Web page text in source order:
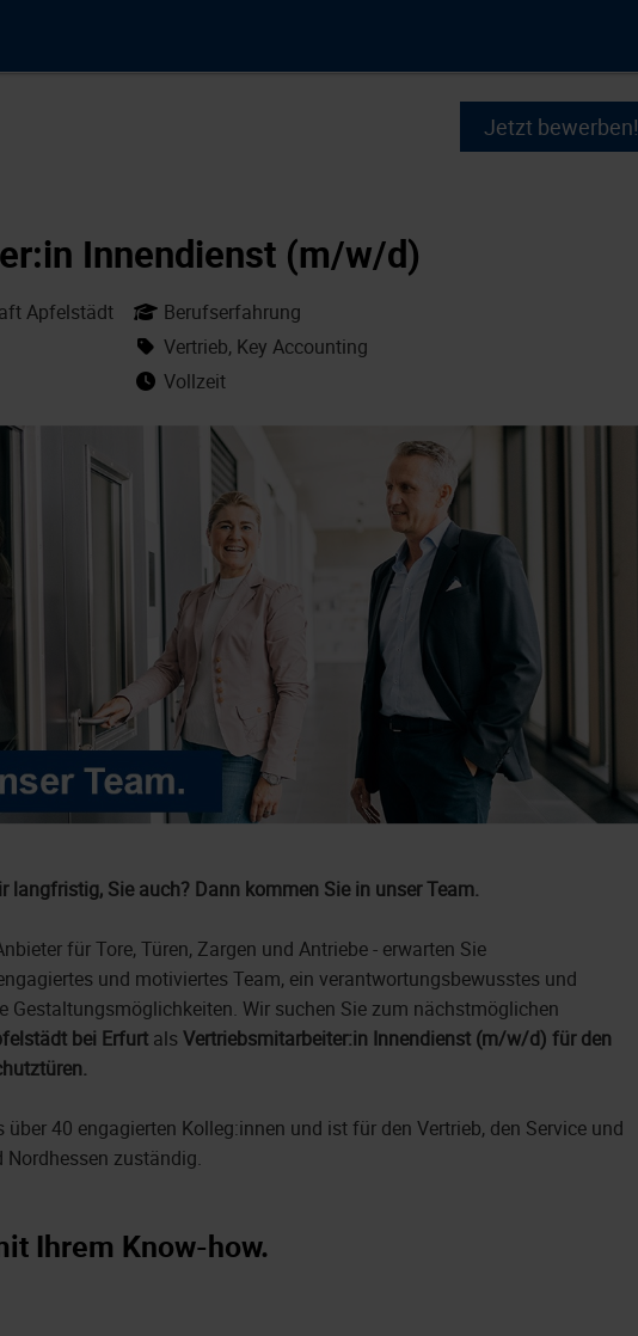
Jetzt bewerben!
Innendienst (m/w/d)
Apfelstädt
Berufserfahrung
Vertrieb, Key Accounting
Vollzeit
langfristig, Sie auch? Dann kommen Sie in unser Team.
für Tore, Türen, Zargen und Antriebe - erwarten Sie
und motiviertes Team, ein verantwortungsbewusstes und
Gestaltungsmöglichkeiten. Wir suchen Sie zum nächstmöglichen
bei Erfurt als Vertriebsmitarbeiter:in Innendienst (m/w/d) für den
40 engagierten Kolleg:innen und ist für den Vertrieb, den Service und
zuständig.
Ihrem Know-how.